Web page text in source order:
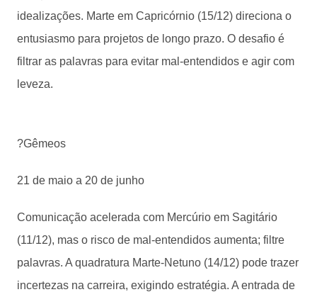
idealizações. Marte em Capricórnio (15/12) direciona o
entusiasmo para projetos de longo prazo. O desafio é
filtrar as palavras para evitar mal-entendidos e agir com
leveza.
?Gêmeos
21 de maio a 20 de junho
Comunicação acelerada com Mercúrio em Sagitário
(11/12), mas o risco de mal-entendidos aumenta; filtre
palavras. A quadratura Marte-Netuno (14/12) pode trazer
incertezas na carreira, exigindo estratégia. A entrada de